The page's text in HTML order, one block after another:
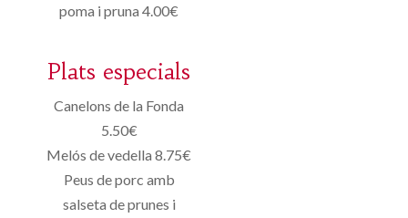
poma i pruna 4.00€
Plats especials
Canelons de la Fonda
5.50€
Melós de vedella 8.75€
Peus de porc amb
salseta de prunes i